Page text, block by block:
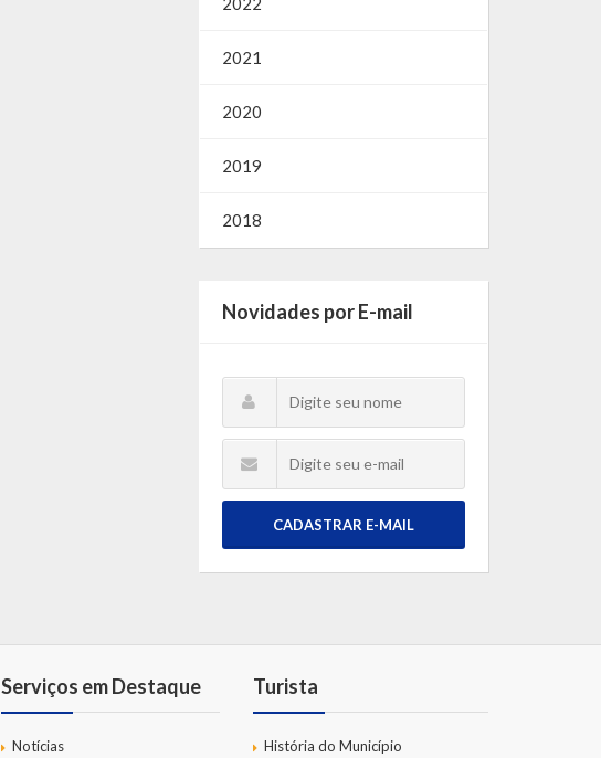
2021
2020
2019
2018
Novidades por E-mail
CADASTRAR E-MAIL
Serviços em Destaque
Notícias
Turista
História do Município